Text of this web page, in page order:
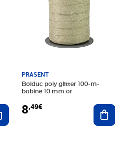
Ajouter au panier
PRASENT
Bolduc poly glitter 100-m-
bobine 10 mm or
8,49€